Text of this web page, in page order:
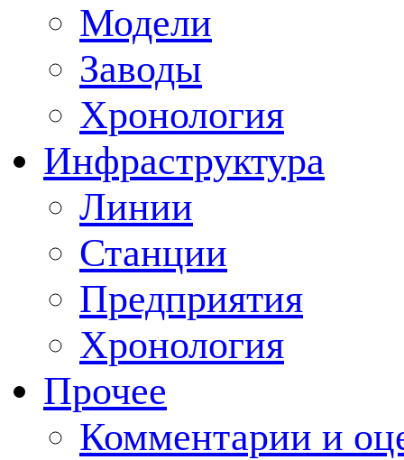
Модели
Заводы
Хронология
Инфраструктура
Линии
Станции
Предприятия
Хронология
Прочее
Комментарии и